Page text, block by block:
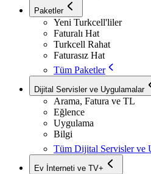
Paketler
Yeni Turkcell'liler
Faturalı Hat
Turkcell Rahat
Faturasız Hat
Tüm Paketler
Dijital Servisler ve Uygulamalar
Arama, Fatura ve TL
Eğlence
Uygulama
Bilgi
Tüm Dijital Servisler ve
Ev İnterneti ve TV+